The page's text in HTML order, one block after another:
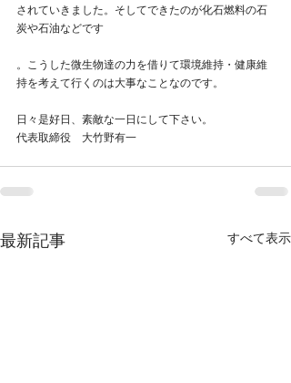
されていきました。そしてできたのが化石燃料の石
炭や石油などです
。こうした微生物達の力を借りて環境維持・健康維
持を考えて行くのは大事なことなのです。
日々是好日、素敵な一日にして下さい。
代表取締役　大竹野有一
最新記事 すべて表示